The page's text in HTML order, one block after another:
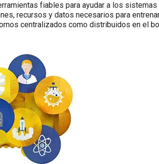
fiables para ayudar a los sistemas
recursos y datos necesarios para
centralizados como distribuidos en el